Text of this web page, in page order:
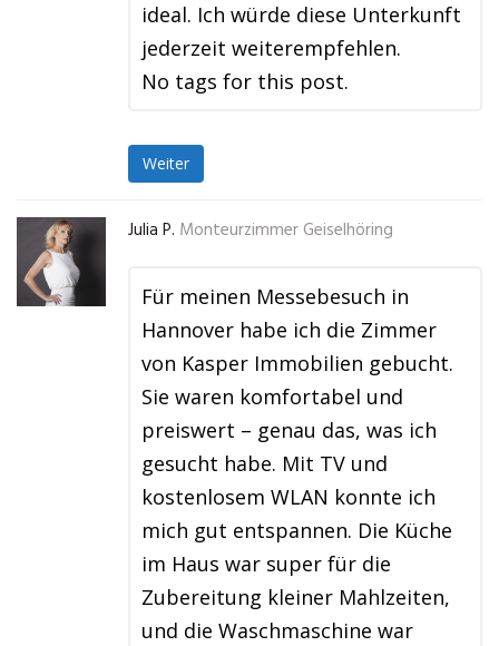
ideal. Ich würde diese Unterkunft
jederzeit weiterempfehlen.
No tags for this post.
Weiter
Julia P. Monteurzimmer Geiselhöring
Für meinen Messebesuch in
Hannover habe ich die Zimmer
von Kasper Immobilien gebucht.
Sie waren komfortabel und
preiswert – genau das, was ich
gesucht habe. Mit TV und
kostenlosem WLAN konnte ich
mich gut entspannen. Die Küche
im Haus war super für die
Zubereitung kleiner Mahlzeiten,
und die Waschmaschine war